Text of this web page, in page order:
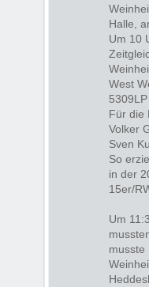
Halle,
Um 10
West
Für die
Volker
Sven
So
in der
15er/
Um
musste